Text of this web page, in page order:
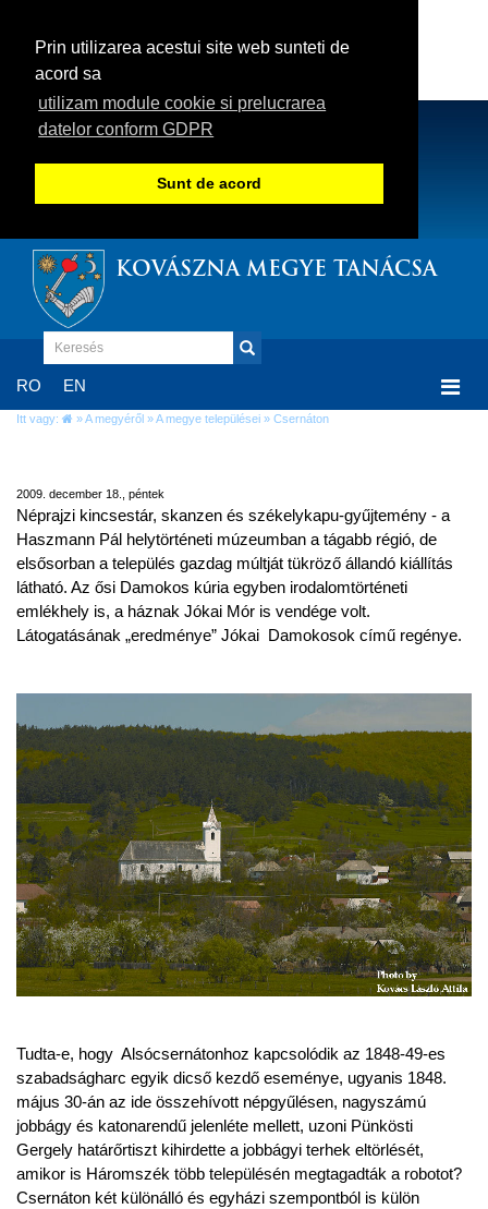
Prin utilizarea acestui site web sunteti de
acord sa
utilizam module cookie si prelucrarea
datelor conform GDPR
Sunt de acord
KOVÁSZNA MEGYE TANÁCSA
RO EN
Itt vagy: »A megyéről »A megye települései » Csernáton
2009. december 18., péntek
Néprajzi kincsestár, skanzen és székelykapu-gyűjtemény - a
Haszmann Pál helytörténeti múzeumban a tágabb régió, de
elsősorban a település gazdag múltját tükröző állandó kiállítás
látható. Az ősi Damokos kúria egyben irodalomtörténeti
emlékhely is, a háznak Jókai Mór is vendége volt.
Látogatásának „eredménye” Jókai Damokosok című regénye.
Tudta-e, hogy Alsócsernátonhoz kapcsolódik az 1848-49-es
szabadságharc egyik dicső kezdő eseménye, ugyanis 1848.
május 30-án az ide összehívott népgyűlésen, nagyszámú
jobbágy és katonarendű jelenléte mellett, uzoni Pünkösti
Gergely határőrtiszt kihirdette a jobbágyi terhek eltörlését,
amikor is Háromszék több településén megtagadták a robotot?
Csernáton két különálló és egyházi szempontból is külön